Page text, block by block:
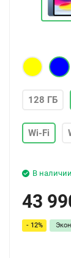
128 ГБ
Wi-Fi
В наличии
43
- 12%